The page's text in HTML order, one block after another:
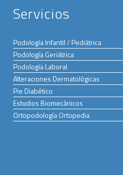
Servicios
Podología Infantil / Pediátrica
Podología Geriátrica
Podología Laboral
Alteraciones Dermatológicas
Pie Diabético
Estudios Biomecánicos
Ortopodología Ortopedia